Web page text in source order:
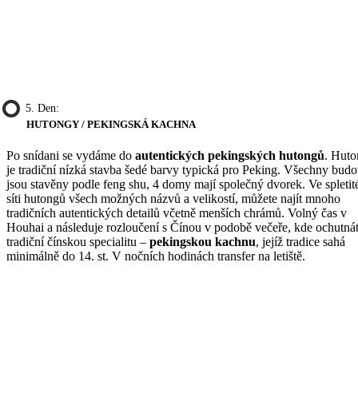
5. Den:
HUTONGY / PEKINGSKÁ KACHNA
Po snídani se vydáme do autentických pekingských hutongů.
je tradiční nízká stavba šedé barvy typická pro Peking. Všechny
jsou stavěny podle feng shu, 4 domy mají společný dvorek. Ve
síti hutongů všech možných názvů a velikostí, můžete najít mnoho
tradičních autentických detailů včetně menších chrámů. Volný čas v
Houhai a následuje rozloučení s Čínou v podobě večeře, kde
tradiční čínskou specialitu – pekingskou kachnu, jejíž tradice sahá
minimálně do 14. st. V nočních hodinách transfer na letiště.